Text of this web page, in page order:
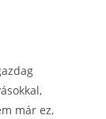
már ez,